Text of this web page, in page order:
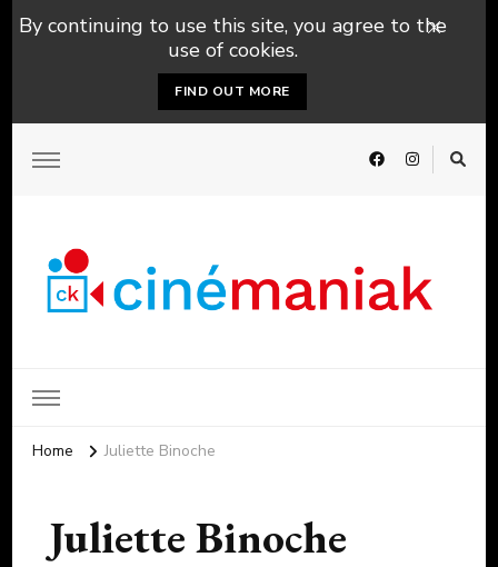
By continuing to use this site, you agree to the
use of cookies.
FIND OUT MORE
Home Juliette Binoche
Juliette Binoche